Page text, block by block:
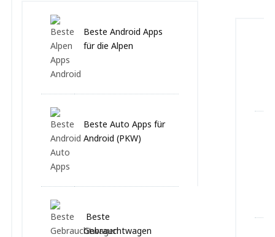
Beste Android Apps
für die Alpen
Beste Auto Apps für
Android (PKW)
Beste
Gebrauchtwagen